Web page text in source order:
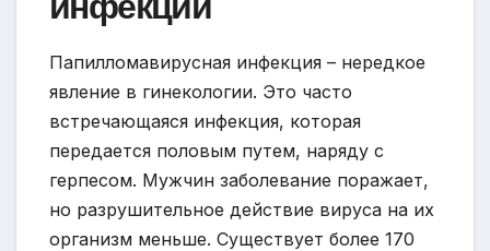
Папилломавирусная инфекция – нередкое
явление в гинекологии. Это часто
встречающаяся инфекция, которая
передается половым путем, наряду с
герпесом. Мужчин заболевание поражает,
но разрушительное действие вируса на их
организм меньше. Существует более 170